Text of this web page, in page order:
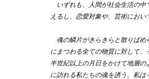
いずれも、⼈間が社会⽣活の中
えるし、恋愛対象や、芸術におい
魂の鱗片がきらきらと散りばめ
にまつわる全ての物質に対して、
半世紀以上の月日をかけて地層
に訪れる私たちの魂を誘う。私